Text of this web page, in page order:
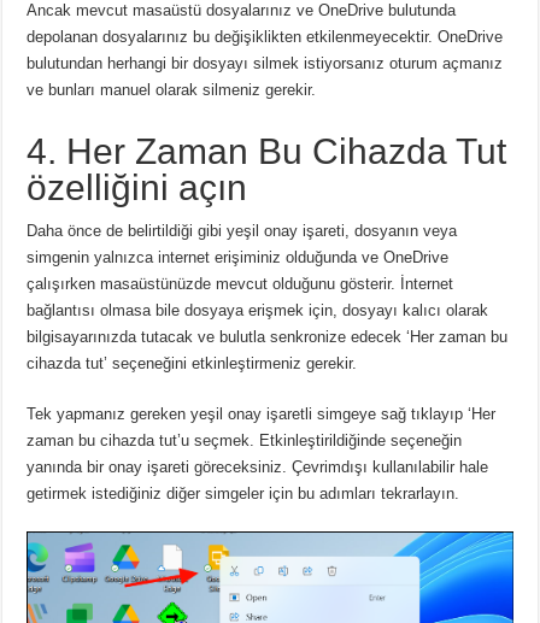
Ancak mevcut masaüstü dosyalarınız ve OneDrive bulutunda
depolanan dosyalarınız bu değişiklikten etkilenmeyecektir.OneDrive
bulutundan herhangi bir dosyayı silmek istiyorsanız oturum açmanız
ve bunları manuel olarak silmeniz gerekir.
4. Her Zaman Bu Cihazda Tut
özelliğini açın
Daha önce de belirtildiği gibi yeşil onay işareti, dosyanın veya
simgenin yalnızca internet erişiminiz olduğunda ve OneDrive
çalışırken masaüstünüzde mevcut olduğunu gösterir. İnternet
bağlantısı olmasa bile dosyaya erişmek için, dosyayı kalıcı olarak
bilgisayarınızda tutacak ve bulutla senkronize edecek ‘Her zaman bu
cihazda tut’ seçeneğini etkinleştirmeniz gerekir.
Tek yapmanız gereken yeşil onay işaretli simgeye sağ tıklayıp ‘Her
zaman bu cihazda tut’u seçmek. Etkinleştirildiğinde seçeneğin
yanında bir onay işareti göreceksiniz.Çevrimdışı kullanılabilir hale
getirmek istediğiniz diğer simgeler için bu adımları tekrarlayın.